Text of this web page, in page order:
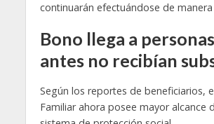
continuarán efectuándose de
Bono llega a
antes no recibían
Según los reportes de beneficiarios,
Familiar ahora posee mayor alcance